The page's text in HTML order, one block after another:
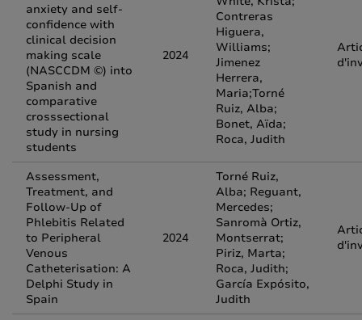
anxiety and self-
confidence with
clinical decision
making scale
(NASCCDM ©) into
Spanish and
comparative
crosssectional
study in nursing
students
2024
Contreras
Higuera,
Williams;
Jimenez
Herrera,
Maria;Torné
Ruiz, Alba;
Bonet, Aïda;
Roca, Judith
Assessment,
Treatment, and
Follow-Up of
Phlebitis Related
to Peripheral
Venous
Catheterisation: A
Delphi Study in
Spain
2024
Torné Ruiz,
Alba; Reguant,
Mercedes;
Sanromà Ortiz,
Montserrat;
Piriz, Marta;
Roca, Judith;
García Expósito,
Judith